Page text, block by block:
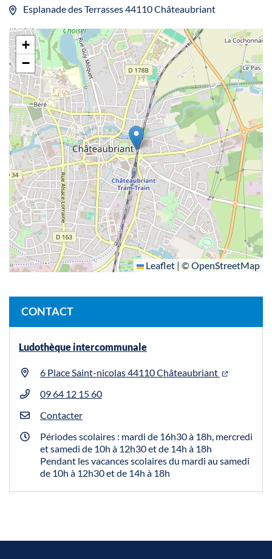
Esplanade des Terrasses 44110 Châteaubriant
+
−
Leaflet |©OpenStreetMap
CONTACT
Ludothèque intercommunale
6 Place Saint-nicolas 44110 Châteaubriant
09 64 12 15 60
Contacter
Périodes scolaires : mardi de 16h30 à 18h, mercredi
et samedi de 10h à 12h30 et de 14h à 18h
Pendant les vacances scolaires du mardi au samedi
de 10h à 12h30 et de 14h à 18h